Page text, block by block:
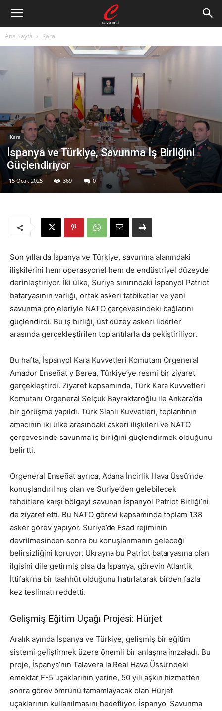
Ana Sayfa Kara
Kara
İspanya ve Türkiye, Savunma İş Birliğini
Güçlendiriyor
15 Ocak 2025 369 0
Son yıllarda İspanya ve Türkiye, savunma alanındaki
ilişkilerini hem operasyonel hem de endüstriyel düzeyde
derinleştiriyor. İki ülke, Suriye sınırındaki İspanyol Patriot
bataryasının varlığı, ortak askeri tatbikatlar ve yeni
savunma projeleriyle NATO çerçevesindeki bağlarını
güçlendirdi. Bu iş birliği, üst düzey askeri liderler
arasında gerçekleştirilen toplantılarla da pekiştiriliyor.
Bu hafta, İspanyol Kara Kuvvetleri Komutanı Orgeneral
Amador Enseñat y Berea, Türkiye’ye resmi bir ziyaret
gerçekleştirdi. Ziyaret kapsamında, Türk Kara Kuvvetleri
Komutanı Orgeneral Selçuk Bayraktaroğlu ile Ankara’da
bir görüşme yapıldı. Türk Slahlı Kuvvetleri, toplantının
amacının iki ülke arasındaki askeri ilişkileri ve NATO
çerçevesinde savunma iş birliğini güçlendirmek olduğunu
belirtti.
Orgeneral Enseñat ayrıca, Adana İncirlik Hava Üssü’nde
konuşlandırılmış olan ve Suriye’den gelebilecek
tehditlere karşı bölgeyi savunan İspanyol Patriot Birliği’ni
de ziyaret etti. Bu NATO görevi kapsamında toplam 138
asker görev yapıyor. Suriye’de Esad rejiminin
devrilmesinden sonra bu konuşlanmanın geleceği
belirsizliğini koruyor. Ukrayna bu Patriot bataryasına olan
ilgisini dile getirmiş olsa da İspanya, görevin Atlantik
İttifakı’na bir taahhüt olduğunu hatırlatarak birden fazla
kez teslimatı reddetti.
Gelişmiş Eğitim Uçağı Projesi: Hürjet
Aralık ayında İspanya ve Türkiye, gelişmiş bir eğitim
sistemi geliştirmek üzere önemli bir anlaşma imzaladı. Bu
proje, İspanya’nın Talavera la Real Hava Üssü’ndeki
emektar F-5 uçaklarının yerine, 50 yılı aşkın hizmetten
sonra görev ömrünü tamamlayacak olan Hürjet
uçaklarının kullanılmasını hedefliyor. İspanyol Savunma